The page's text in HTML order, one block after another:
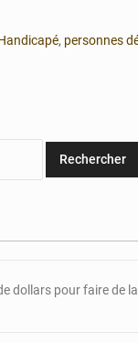
, personnes
dollars pour faire de